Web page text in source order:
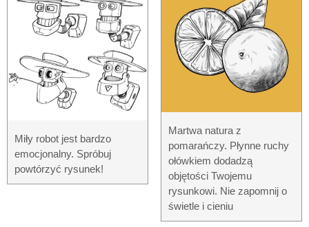
Miły robot jest bardzo
emocjonalny. Spróbuj
powtórzyć rysunek!
Martwa natura z
pomarańczy. Płynne ruchy
ołówkiem dodadzą
objętości Twojemu
rysunkowi. Nie zapomnij o
świetle i cieniu